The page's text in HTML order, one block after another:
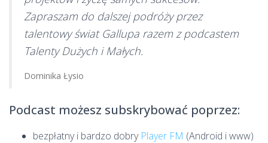
Zapraszam do dalszej podróży przez
talentowy świat Gallupa razem z podcastem
Talenty Dużych i Małych.
Dominika Łysio
Podcast możesz subskrybować poprzez:
bezpłatny i bardzo dobry Player FM (Android i www)